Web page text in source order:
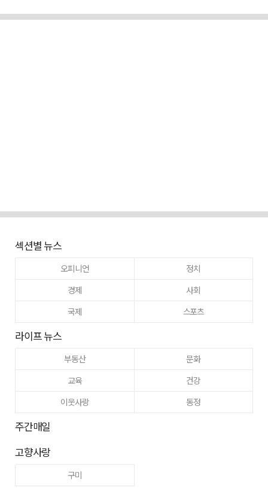
섹션별 뉴스
오피니언
정치
경제
사회
국제
스포츠
라이프 뉴스
부동산
문화
교육
건강
이웃사랑
동정
주간매일
고향사랑
구미